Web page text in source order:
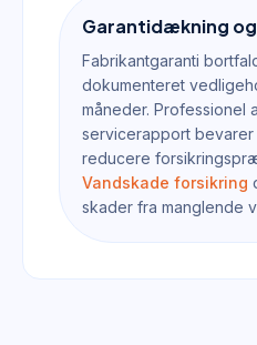
Garantidækning
Fabrikantgaranti
dokumenteret
måneder. Professionel
servicerapport bevarer
reducere
Vandskade forsikring
skader fra manglende